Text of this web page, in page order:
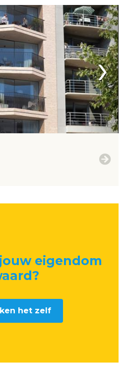
›
eigendom
?
het zelf